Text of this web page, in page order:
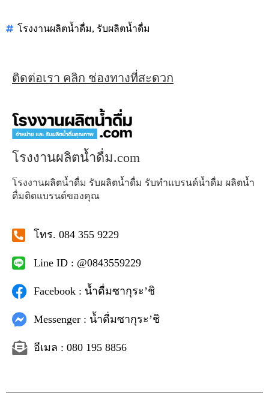
โรงงานผลิตน้ำดื่ม, รับผลิตน้ำดื่ม
ติดต่อเรา คลิก ช่องทางที่สะดวก
โรงงานผลิตน้ำดื่ม.com
โรงงานผลิตน้ำดื่ม รับผลิตน้ำดื่ม รับทำแบรนด์น้ำดื่ม ผลิตน้ำ
ดื่มติดแบรนด์ของคุณ
โทร. 084 355 9229
Line ID : @0843559229
Facebook : น้ำดื่มซากุระ’ชิ
Messenger : น้ำดื่มซากุระ’ชิ
อีเมล : 080 195 8856